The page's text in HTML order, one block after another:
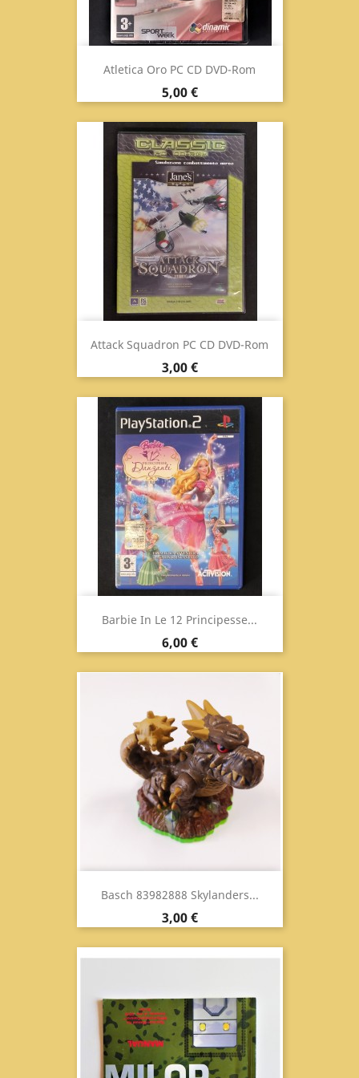
Atletica Oro PC CD DVD-Rom
Prezzo
5,00 €
Attack Squadron PC CD DVD-Rom
Prezzo
3,00 €
Barbie In Le 12 Principesse...
Prezzo
6,00 €
Basch 83982888 Skylanders...
Prezzo
3,00 €